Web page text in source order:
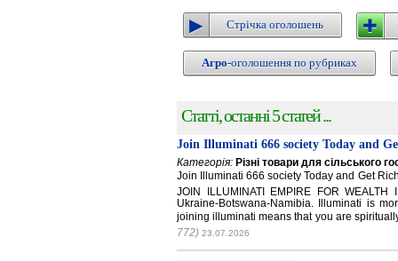
Стрічка оголошень
Агро-оголошення по рубриках
Статті, останні 5 статей ...
Join Illuminati 666 society Today and
Категорія: Різні товари для сільського
Join Illuminati 666 society Today and Get
JOIN ILLUMINATI EMPIRE FOR WEALTH
Ukraine-Botswana-Namibia. Illuminati is
joining illuminati means that you are
772) 23.07.2026